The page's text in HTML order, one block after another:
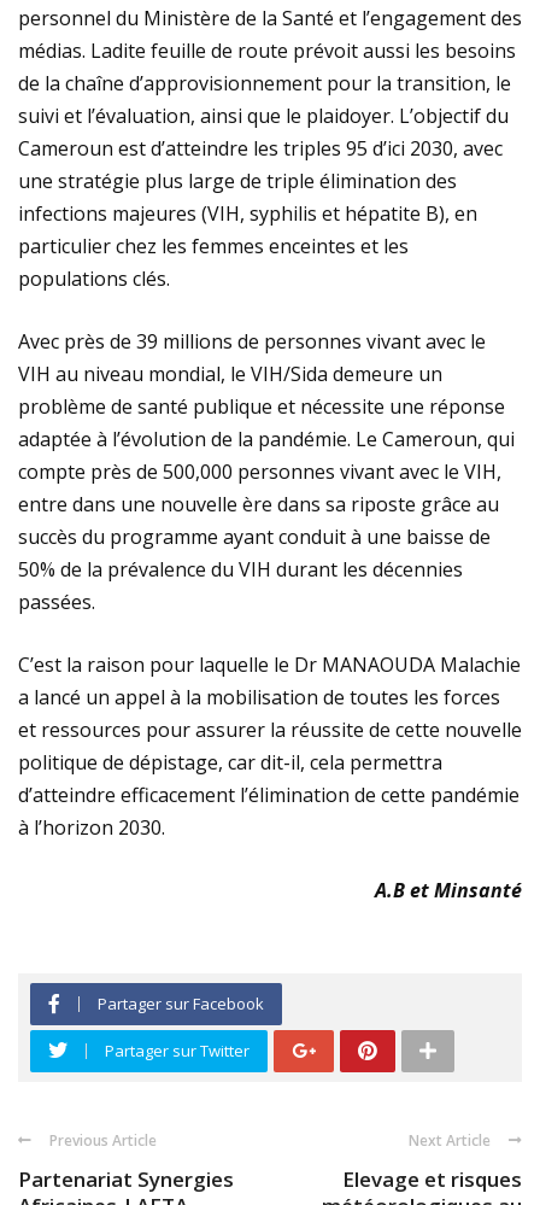
personnel du Ministère de la Santé et l’engagement des
médias. Ladite feuille de route prévoit aussi les besoins
de la chaîne d’approvisionnement pour la transition, le
suivi et l’évaluation, ainsi que le plaidoyer. L’objectif du
Cameroun est d’atteindre les triples 95 d’ici 2030, avec
une stratégie plus large de triple élimination des
infections majeures (VIH, syphilis et hépatite B), en
particulier chez les femmes enceintes et les
populations clés.
Avec près de 39 millions de personnes vivant avec le
VIH au niveau mondial, le VIH/Sida demeure un
problème de santé publique et nécessite une réponse
adaptée à l’évolution de la pandémie. Le Cameroun, qui
compte près de 500,000 personnes vivant avec le VIH,
entre dans une nouvelle ère dans sa riposte grâce au
succès du programme ayant conduit à une baisse de
50% de la prévalence du VIH durant les décennies
passées.
C’est la raison pour laquelle le Dr MANAOUDA Malachie
a lancé un appel à la mobilisation de toutes les forces
et ressources pour assurer la réussite de cette nouvelle
politique de dépistage, car dit-il, cela permettra
d’atteindre efficacement l’élimination de cette pandémie
à l’horizon 2030.
A.B et Minsanté
Partager sur Facebook
Partager sur Twitter
Previous Article
Partenariat Synergies
Next Article
Elevage et risques